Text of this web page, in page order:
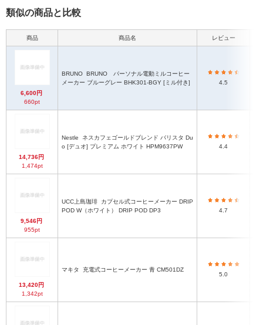
類似の商品と比較
商品 商品名 レビュー
6,600円
660pt
BRUNO
メーカー ブルーグレー BHK301-BGY [ミル付き]
4.5
14,736円
1,474pt
Nestle
o [デュオ] プレミアム ホワイト HPM9637PW
4.4
9,546円
955pt
UCC上島珈琲
POD W（ホワイト） DRIP POD DP3
4.7
13,420円
1,342pt
マキタ 充電式コーヒーメーカー 青 CM501DZ
5.0